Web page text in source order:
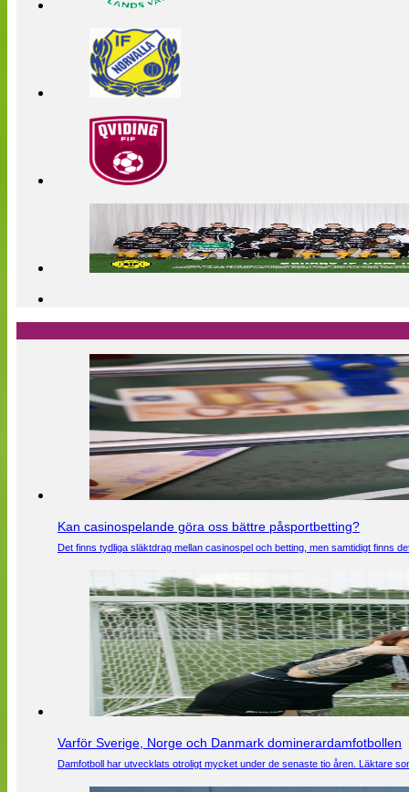
Kan casinospelande göra oss bättre påsportbetting?
Det finns tydliga släktdrag mellan casinospel och betting, men samtidigt finns
Varför Sverige, Norge och Danmark dominerardamfotbollen
Damfotboll har utvecklats otroligt mycket under de senaste tio åren. Läktare